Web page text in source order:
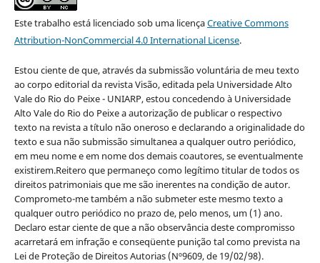
Este trabalho está licenciado sob uma licençaCreative Commons
Attribution-NonCommercial 4.0 International License.
Estou ciente de que, através da submissão voluntária de meu texto
ao corpo editorial da revista Visão, editada pela Universidade Alto
Vale do Rio do Peixe - UNIARP, estou concedendo à Universidade
Alto Vale do Rio do Peixe a autorização de publicar o respectivo
texto na revista a título não oneroso e declarando a originalidade do
texto e sua não submissão simultanea a qualquer outro periódico,
em meu nome e em nome dos demais coautores, se eventualmente
existirem.Reitero que permaneço como legítimo titular de todos os
direitos patrimoniais que me são inerentes na condição de autor.
Comprometo-me também a não submeter este mesmo texto a
qualquer outro periódico no prazo de, pelo menos, um (1) ano.
Declaro estar ciente de que a não observância deste compromisso
acarretará em infração e conseqüente punição tal como prevista na
Lei de Proteção de Direitos Autorias (Nº9609, de 19/02/98).